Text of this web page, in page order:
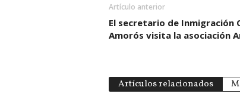
Artículo anterior
El secretario de Inmigración
Amorós visita la asociación
Artículos relacionados